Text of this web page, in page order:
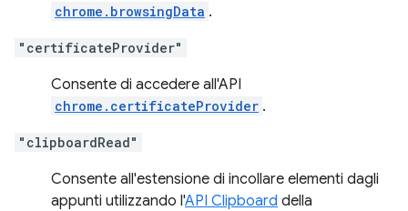
chrome.browsingData .
"certificateProvider"
Consente di accedere all'API
chrome.certificateProvider .
"clipboardRead"
Consente all'estensione di incollare elementi dagli
appunti utilizzando l'API Clipboard della